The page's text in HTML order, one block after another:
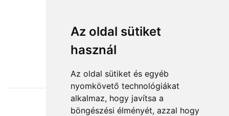
Az oldal sütiket
használ
Az oldal sütiket és egyéb
nyomkövető technológiákat
alkalmaz, hogy javítsa a
böngészési élményét, azzal hogy
Rózsaszín köd
24 800 Ft-tól